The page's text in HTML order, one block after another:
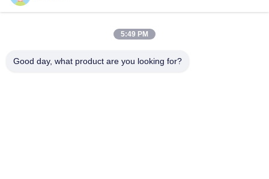
A Propos De Nous
Visite D'usine
Contrôle De La Qualité
5:49 PM
Good day, what product are you looking for?